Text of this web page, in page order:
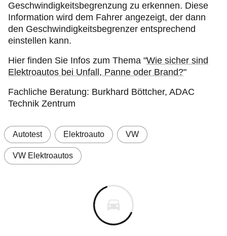
Geschwindigkeitsbegrenzung zu erkennen. Diese
Information wird dem Fahrer angezeigt, der dann
den Geschwindigkeitsbegrenzer entsprechend
einstellen kann.
Hier finden Sie Infos zum Thema "Wie sicher sind
Elektroautos bei Unfall, Panne oder Brand?"
Fachliche Beratung: Burkhard Böttcher, ADAC
Technik Zentrum
Autotest Elektroauto VW
VW Elektroautos